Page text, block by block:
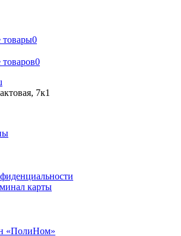
товары0
0
7к1
карты